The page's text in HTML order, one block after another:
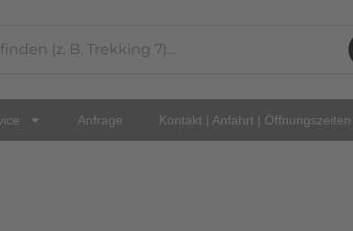
Anfrage Kontakt | Anfahrt | Öffnungszeiten